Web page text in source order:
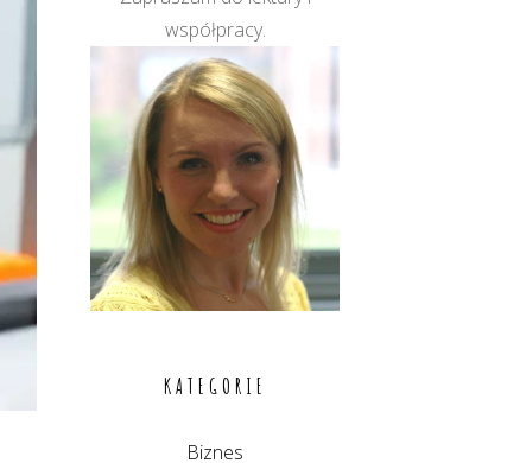
współpracy.
KATEGORIE
Biznes